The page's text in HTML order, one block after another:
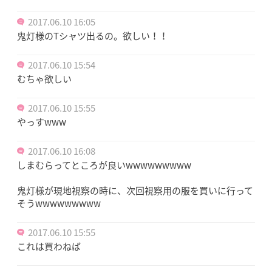
2017.06.10 16:05
鬼灯様のTシャツ出るの。欲しい！！
2017.06.10 15:54
むちゃ欲しい
2017.06.10 15:55
やっすwww
2017.06.10 16:08
しまむらってところが良いwwwwwwwww
鬼灯様が現地視察の時に、次回視察用の服を買いに行って
そうwwwwwwwww
2017.06.10 15:55
これは買わねば